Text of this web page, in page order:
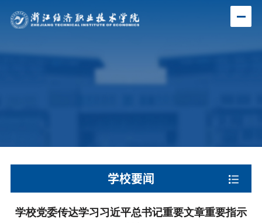
学校要闻
学校党委传达学习习近平总书记重要文章重要指示